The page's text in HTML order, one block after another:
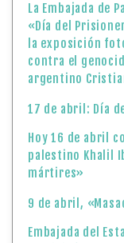
La Embajada de
«Día del
la exposición
contra el
argentino
17 de abril: Día
Hoy 16 de abril
palestino Khalil
mártires»
9 de abril,
Embajada del